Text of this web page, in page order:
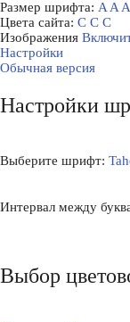
Размер шрифта: A A A
Цвета сайта: С С С
Изображения
Настройки
Обычная версия
Настройки
Выберите шрифт:
Интервал между
Выбор